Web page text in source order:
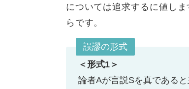
については追求するに値し
らです。
誤謬の形式
＜形式1＞
論者Aが言説Sを真であると